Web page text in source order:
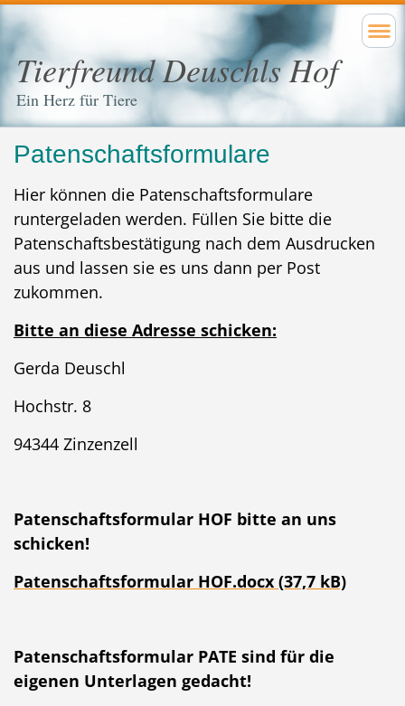
Tierfreund Deuschls Hof
Ein Herz für Tiere
Patenschaftsformulare
Hier können die Patenschaftsformulare
runtergeladen werden. Füllen Sie bitte die
Patenschaftsbestätigung nach dem Ausdrucken
aus und lassen sie es uns dann per Post
zukommen.
Bitte an diese Adresse schicken:
Gerda Deuschl
Hochstr. 8
94344 Zinzenzell
Patenschaftsformular HOF bitte an uns
schicken!
Patenschaftsformular HOF.docx (37,7 kB)
Patenschaftsformular PATE sind für die
eigenen Unterlagen gedacht!